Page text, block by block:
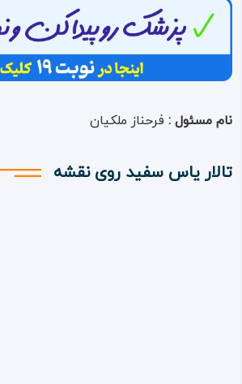
نام مسئول : فرحناز ملکیان
تالار یاس سفید روی نقشه